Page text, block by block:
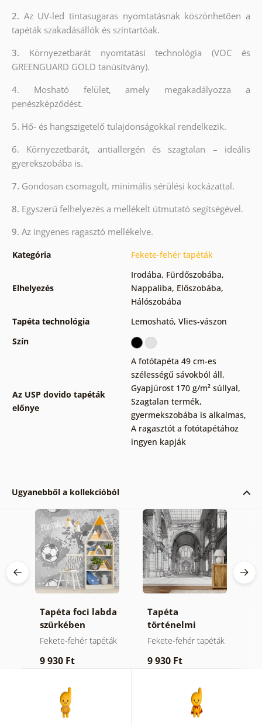
2. Az UV-led tintasugaras nyomtatásnak köszönhetően a
tapéták szakadásállók és színtartóak.
3. Környezetbarát nyomtatási technológia (VOC és
GREENGUARD GOLD tanúsítvány).
4. Mosható felület, amely megakadályozza a
penészképződést.
5. Hő- és hangszigetelő tulajdonságokkal rendelkezik.
6. Környezetbarát, antiallergén és szagtalan – ideális
gyerekszobába is.
7. Gondosan csomagolt, minimális sérülési kockázattal.
8. Egyszerű felhelyezés a mellékelt útmutató segítségével.
9. Az ingyenes ragasztó mellékelve.
Kategória Fekete-fehér tapéták
Elhelyezés
Irodába, Fürdőszobába,
Nappaliba, Előszobába,
Hálószobába
Tapéta technológia
Lemosható, Vlies-vászon
Szín
Az USP dovido tapéták
előnye
A fotótapéta 49 cm-es
szélességű sávokból áll,
Gyapjúrost 170 g/m² súllyal,
Szagtalan termék,
gyermekszobába is alkalmas,
A ragasztót a fotótapétához
ingyen kapják
Ugyanebből a kollekcióból
Tapéta foci labda
szürkében
Fekete-fehér tapéták
9 930 Ft
Tapéta
történelmi
építészet fekete-
Fekete-fehér tapéták
9 930 Ft